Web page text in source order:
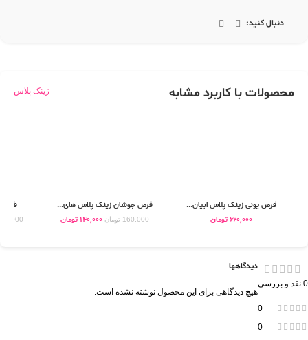
دنبال کنید:
محصولات با کاربرد مشابه زینک پلاس
قرص یونی زینک پلاس ابیان...
660,000 تومان
قرص جوشان زینک پلاس های...
160,000 تومان 140,000 تومان
قرص
0 نقد و بررسی
0
0
دیدگاهها
هیچ دیدگاهی برای این محصول نوشته نشده است.